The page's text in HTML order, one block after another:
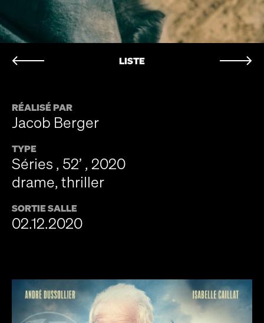
LISTE
RÉALISÉ PAR
Jacob Berger
TYPE
Séries , 52’ , 2020
drame, thriller
SORTIE SALLE
02.12.2020